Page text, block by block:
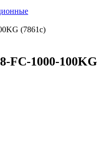
(7861c)
FC-1000-100KG